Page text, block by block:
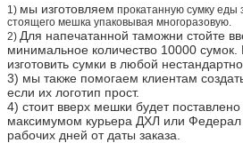
1) мы изготовляем прокатанную сумку еды
стоящего мешка упаковывая многоразовую.
2) Для напечатанной таможни стойте
минимальное количество 10000
изготовить сумки в любой
3) мы также помогаем клиентам
если их логотип прост.
4) стоит вверх мешки будет
максимумом курьера ДХЛ или Федерал
рабочих дней от даты заказа.